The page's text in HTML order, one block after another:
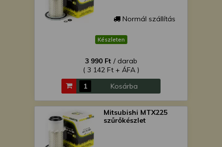
Normál szállítás
Készleten
3 990 Ft / darab
( 3 142 Ft + ÁFA )
Kosárba
Mitsubishi MTX225
szűrőkészlet